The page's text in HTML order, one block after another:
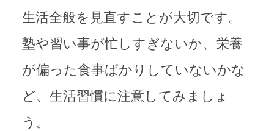
生活全般を見直すことが大切です。
塾や習い事が忙しすぎないか、栄養
が偏った食事ばかりしていないかな
ど、生活習慣に注意してみましょ
う。